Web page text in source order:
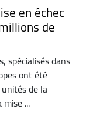
en échec
de
spécialisés dans
ont été
de la
...